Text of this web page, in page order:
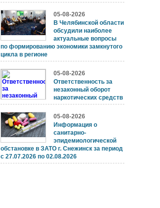
05-08-2026
В Челябинской области
обсудили наиболее
актуальные вопросы
по формированию экономики замкнутого
цикла в регионе
05-08-2026
Ответственность за
незаконный оборот
наркотических средств
05-08-2026
Информация о
санитарно-
эпидемиологической
обстановке в ЗАТО г. Снежинск за период
с 27.07.2026 по 02.08.2026